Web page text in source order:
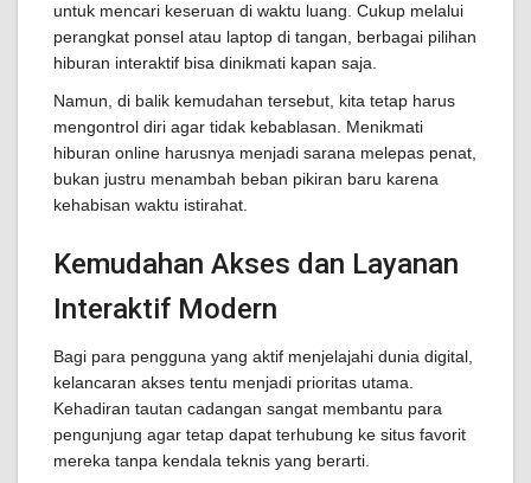
untuk mencari keseruan di waktu luang. Cukup melalui
perangkat ponsel atau laptop di tangan, berbagai pilihan
hiburan interaktif bisa dinikmati kapan saja.
Namun, di balik kemudahan tersebut, kita tetap harus
mengontrol diri agar tidak kebablasan. Menikmati
hiburan online harusnya menjadi sarana melepas penat,
bukan justru menambah beban pikiran baru karena
kehabisan waktu istirahat.
Kemudahan Akses dan Layanan
Interaktif Modern
Bagi para pengguna yang aktif menjelajahi dunia digital,
kelancaran akses tentu menjadi prioritas utama.
Kehadiran tautan cadangan sangat membantu para
pengunjung agar tetap dapat terhubung ke situs favorit
mereka tanpa kendala teknis yang berarti.